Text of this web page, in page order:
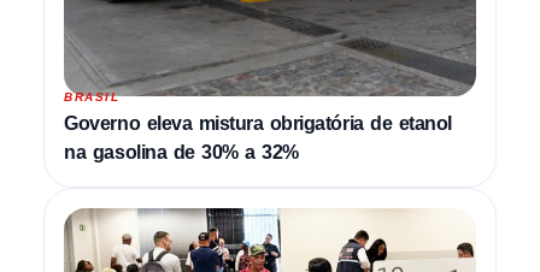
BRASIL
Governo eleva mistura obrigatória de etanol
na gasolina de 30% a 32%